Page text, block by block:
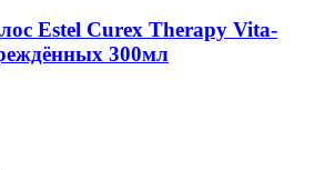
Estel Curex Therapy Vita-
300мл